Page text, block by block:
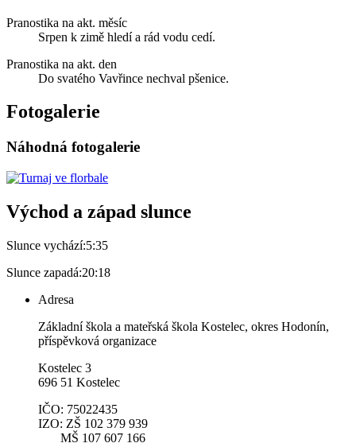
Pranostika na akt. měsíc
Srpen k zimě hledí a rád vodu cedí.
Pranostika na akt. den
Do svatého Vavřince nechval pšenice.
Fotogalerie
Náhodná fotogalerie
Východ a západ slunce
Slunce vychází:5:35
Slunce zapadá:20:18
Adresa
Základní škola a mateřská škola Kostelec, okres Hodonín,
příspěvková organizace
Kostelec 3
696 51 Kostelec
IČO: 75022435
IZO: ZŠ 102 379 939
MŠ 107 607 166